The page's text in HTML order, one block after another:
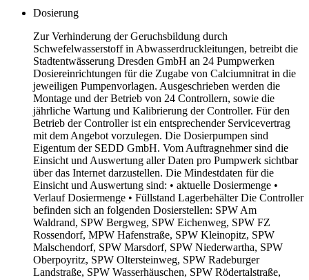
Dosierung
Zur Verhinderung der Geruchsbildung durch
Schwefelwasserstoff in Abwasserdruckleitungen, betreibt die
Stadtentwässerung Dresden GmbH an 24 Pumpwerken
Dosiereinrichtungen für die Zugabe von Calciumnitrat in die
jeweiligen Pumpenvorlagen. Ausgeschrieben werden die
Montage und der Betrieb von 24 Controllern, sowie die
jährliche Wartung und Kalibrierung der Controller. Für den
Betrieb der Controller ist ein entsprechender Servicevertrag
mit dem Angebot vorzulegen. Die Dosierpumpen sind
Eigentum der SEDD GmbH. Vom Auftragnehmer sind die
Einsicht und Auswertung aller Daten pro Pumpwerk sichtbar
über das Internet darzustellen. Die Mindestdaten für die
Einsicht und Auswertung sind: • aktuelle Dosiermenge •
Verlauf Dosiermenge • Füllstand Lagerbehälter Die Controller
befinden sich an folgenden Dosierstellen: SPW Am
Waldrand, SPW Bergweg, SPW Eichenweg, SPW FZ
Rossendorf, MPW Hafenstraße, SPW Kleinopitz, SPW
Malschendorf, SPW Marsdorf, SPW Niederwartha, SPW
Oberpoyritz, SPW Oltersteinweg, SPW Radeburger
Landstraße, SPW Wasserhäuschen, SPW Rödertalstraße,